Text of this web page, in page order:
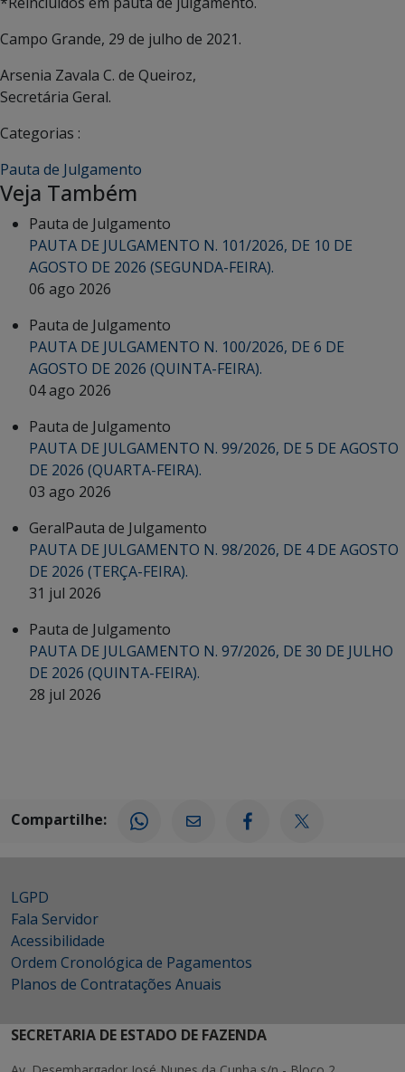
Campo Grande, 29 de julho de 2021.
Arsenia Zavala C. de Queiroz,
Secretária Geral.
Categorias :
Pauta de Julgamento
Veja Também
Pauta de Julgamento
PAUTA DE JULGAMENTO N. 101/2026, DE 10 DE
AGOSTO DE 2026 (SEGUNDA-FEIRA).
06 ago 2026
Pauta de Julgamento
PAUTA DE JULGAMENTO N. 100/2026, DE 6 DE
AGOSTO DE 2026 (QUINTA-FEIRA).
04 ago 2026
Pauta de Julgamento
PAUTA DE JULGAMENTO N. 99/2026, DE 5 DE AGOSTO
DE 2026 (QUARTA-FEIRA).
03 ago 2026
GeralPauta de Julgamento
PAUTA DE JULGAMENTO N. 98/2026, DE 4 DE AGOSTO
DE 2026 (TERÇA-FEIRA).
31 jul 2026
Pauta de Julgamento
PAUTA DE JULGAMENTO N. 97/2026, DE 30 DE JULHO
DE 2026 (QUINTA-FEIRA).
28 jul 2026
Compartilhe:
LGPD
Fala Servidor
Acessibilidade
Ordem Cronológica de Pagamentos
Planos de Contratações Anuais
SECRETARIA DE ESTADO DE FAZENDA